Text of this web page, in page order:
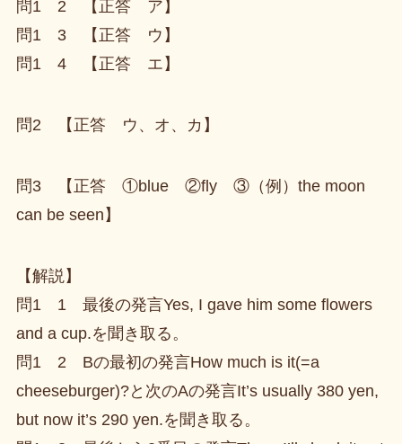
問1 2 【正答 ア】
問1 3 【正答 ウ】
問1 4 【正答 エ】
問2 【正答 ウ、オ、カ】
問3 【正答 ①blue ②fly ③（例）the moon
can be seen】
【解説】
問1 1 最後の発言Yes, I gave him some flowers
and a cup.を聞き取る。
問1 2 Bの最初の発言How much is it(=a
cheeseburger)?と次のAの発言It’s usually 380 yen,
but now it’s 290 yen.を聞き取る。